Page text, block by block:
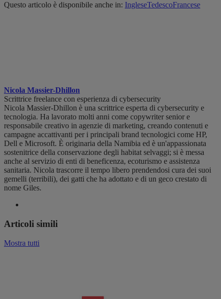
Questo articolo è disponibile anche in: IngleseTedescoFrancese
Nicola Massier-Dhillon
Scrittrice freelance con esperienza di cybersecurity
Nicola Massier-Dhillon è una scrittrice esperta di cybersecurity e
tecnologia. Ha lavorato molti anni come copywriter senior e
responsabile creativo in agenzie di marketing, creando contenuti e
campagne accattivanti per i principali brand tecnologici come HP,
Dell e Microsoft. È originaria della Namibia ed è un'appassionata
sostenitrice della conservazione degli habitat selvaggi; si è messa
anche al servizio di enti di beneficenza, ecoturismo e assistenza
sanitaria. Nicola trascorre il tempo libero prendendosi cura dei suoi
gemelli (terribili), dei gatti che ha adottato e di un geco crestato di
nome Giles.
Articoli simili
Mostra tutti